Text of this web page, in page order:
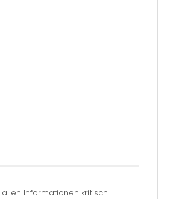
Informationen kritisch